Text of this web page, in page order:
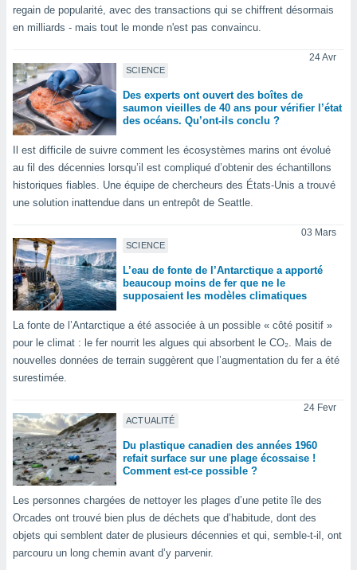
cas,
que
la
et que
ne
ou
de la
non
des
notre
le
en
le
regain de popularité, avec des transactions qui se chiffrent désormais
en milliards - mais tout le monde n'est pas convaincu.
SCIENCE
24 Avr
Des experts ont ouvert des boîtes de
saumon vieilles de 40 ans pour vérifier l’état
des océans. Qu’ont-ils conclu ?
Il est difficile de suivre comment les écosystèmes marins ont évolué
au fil des décennies lorsqu’il est compliqué d’obtenir des échantillons
historiques fiables. Une équipe de chercheurs des États-Unis a trouvé
une solution inattendue dans un entrepôt de Seattle.
SCIENCE
03 Mars
L’eau de fonte de l’Antarctique a apporté
beaucoup moins de fer que ne le
supposaient les modèles climatiques
La fonte de l’Antarctique a été associée à un possible « côté positif »
pour le climat : le fer nourrit les algues qui absorbent le CO₂. Mais de
nouvelles données de terrain suggèrent que l’augmentation du fer a été
surestimée.
ACTUALITÉ
24 Fevr
Du plastique canadien des années 1960
refait surface sur une plage écossaise !
Comment est-ce possible ?
Les personnes chargées de nettoyer les plages d’une petite île des
Orcades ont trouvé bien plus de déchets que d’habitude, dont des
objets qui semblent dater de plusieurs décennies et qui, semble-t-il, ont
parcouru un long chemin avant d’y parvenir.